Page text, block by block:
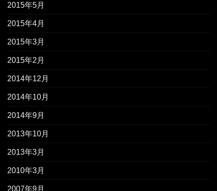
2015年5月
2015年4月
2015年3月
2015年2月
2014年12月
2014年10月
2014年9月
2013年10月
2013年3月
2010年3月
2007年9月